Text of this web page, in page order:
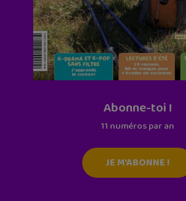
Abonne-toi !
11 numéros par an
JE M'ABONNE !